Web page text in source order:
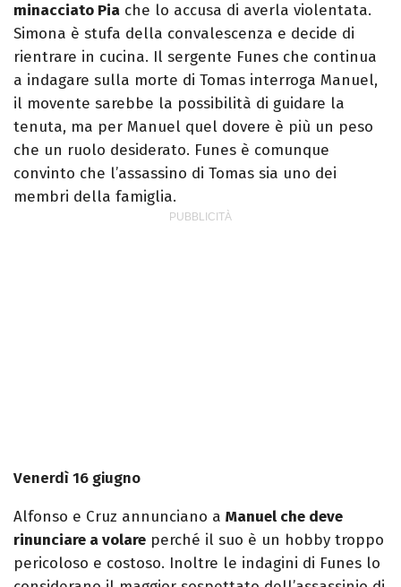
minacciato Pia che lo accusa di averla violentata.
Simona è stufa della convalescenza e decide di
rientrare in cucina. Il sergente Funes che continua
a indagare sulla morte di Tomas interroga Manuel,
il movente sarebbe la possibilità di guidare la
tenuta, ma per Manuel quel dovere è più un peso
che un ruolo desiderato. Funes è comunque
convinto che l’assassino di Tomas sia uno dei
membri della famiglia.
Venerdì 16 giugno
Alfonso e Cruz annunciano a Manuel che deve
rinunciare a volare perché il suo è un hobby troppo
pericoloso e costoso. Inoltre le indagini di Funes lo